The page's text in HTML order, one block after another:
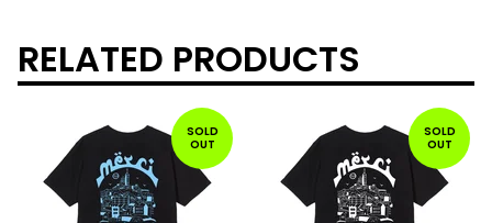
RELATED PRODUCTS
SOLD
OUT
SOLD
OUT